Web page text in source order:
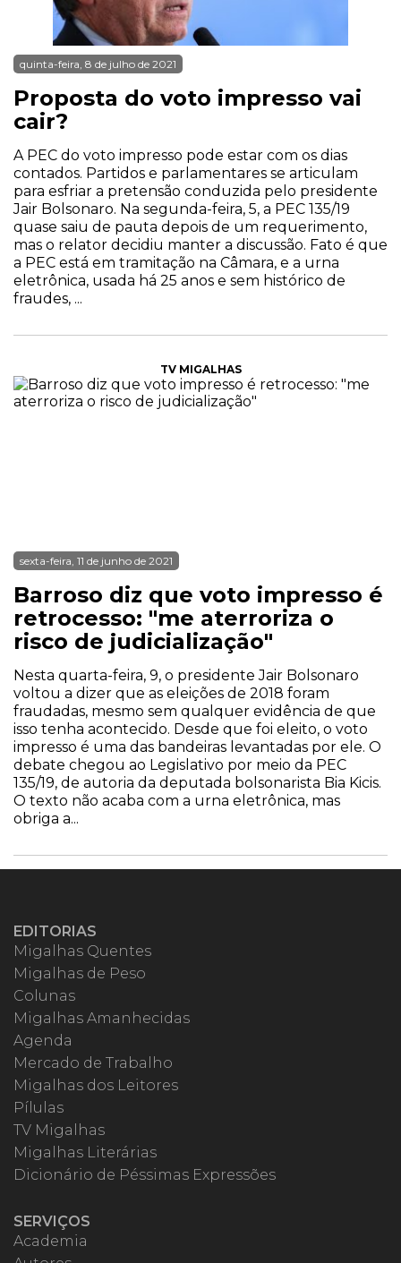
quinta-feira, 8 de julho de 2021
Proposta do voto impresso vai
cair?
A PEC do voto impresso pode estar com os dias
contados. Partidos e parlamentares se articulam
para esfriar a pretensão conduzida pelo presidente
Jair Bolsonaro. Na segunda-feira, 5, a PEC 135/19
quase saiu de pauta depois de um requerimento,
mas o relator decidiu manter a discussão. Fato é que
a PEC está em tramitação na Câmara, e a urna
eletrônica, usada há 25 anos e sem histórico de
fraudes, ...
TV MIGALHAS
sexta-feira, 11 de junho de 2021
Barroso diz que voto impresso é
retrocesso: "me aterroriza o
risco de judicialização"
Nesta quarta-feira, 9, o presidente Jair Bolsonaro
voltou a dizer que as eleições de 2018 foram
fraudadas, mesmo sem qualquer evidência de que
isso tenha acontecido. Desde que foi eleito, o voto
impresso é uma das bandeiras levantadas por ele. O
debate chegou ao Legislativo por meio da PEC
135/19, de autoria da deputada bolsonarista Bia Kicis.
O texto não acaba com a urna eletrônica, mas
obriga a...
EDITORIAS
Migalhas Quentes
Migalhas de Peso
Colunas
Migalhas Amanhecidas
Agenda
Mercado de Trabalho
Migalhas dos Leitores
Pílulas
TV Migalhas
Migalhas Literárias
Dicionário de Péssimas Expressões
SERVIÇOS
Academia